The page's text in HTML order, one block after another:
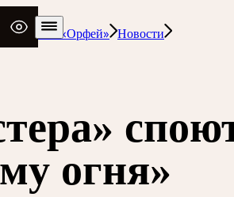
музыки «Орфей» Новости
огня»